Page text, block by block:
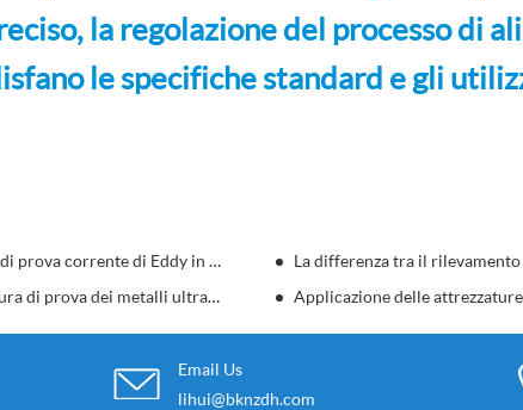
la regolazione del processo di
le specifiche standard e gli
L'applicazione della macchina di prova corrente di Eddy in Automobile Nondistruttivo
Come funziona l'apparecchiatura di prova dei metalli ultrasonici
Applicazione delle
Email Us
lihui@bknzdh.com